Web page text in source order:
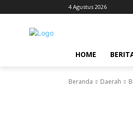
4 Agustus 2026
HOME
Beranda Daerah